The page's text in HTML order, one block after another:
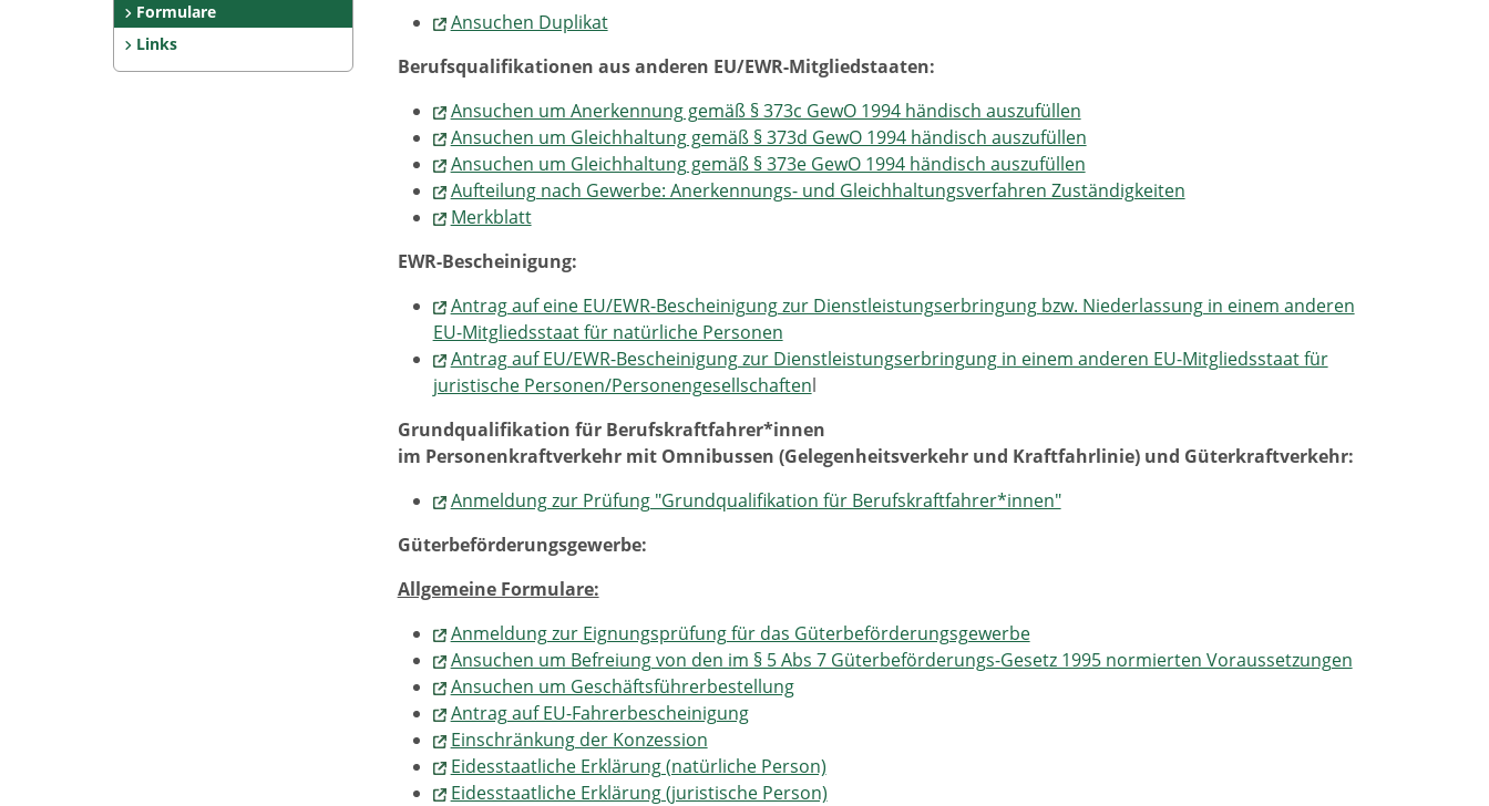
Formulare
Links
Ansuchen Duplikat
Berufsqualifikationen aus anderen EU/EWR-Mitgliedstaaten:
Ansuchen um Anerkennung gemäß § 373c GewO 1994 händisch auszufüllen
Ansuchen um Gleichhaltung gemäß § 373d GewO 1994 händisch auszufüllen
Ansuchen um Gleichhaltung gemäß § 373e GewO 1994 händisch auszufüllen
Aufteilung nach Gewerbe: Anerkennungs- und Gleichhaltungsverfahren Zuständigkeiten
Merkblatt
EWR-Bescheinigung:
Antrag auf eine EU/EWR-Bescheinigung zur Dienstleistungserbringung bzw. Niederlassung in einem anderen
EU-Mitgliedsstaat für natürliche Personen
Antrag auf EU/EWR-Bescheinigung zur Dienstleistungserbringung in einem anderen EU-Mitgliedsstaat für
juristische Personen/Personengesellschaftenl
Grundqualifikation für Berufskraftfahrer*innen
im Personenkraftverkehr mit Omnibussen (Gelegenheitsverkehr und Kraftfahrlinie) und Güterkraftverkehr:
Anmeldung zur Prüfung "Grundqualifikation für Berufskraftfahrer*innen"
Güterbeförderungsgewerbe:
Allgemeine Formulare:
Anmeldung zur Eignungsprüfung für das Güterbeförderungsgewerbe
Ansuchen um Befreiung von den im § 5 Abs 7 Güterbeförderungs-Gesetz 1995 normierten Voraussetzungen
Ansuchen um Geschäftsführerbestellung
Antrag auf EU-Fahrerbescheinigung
Einschränkung der Konzession
Eidesstaatliche Erklärung (natürliche Person)
Eidesstaatliche Erklärung (juristische Person)